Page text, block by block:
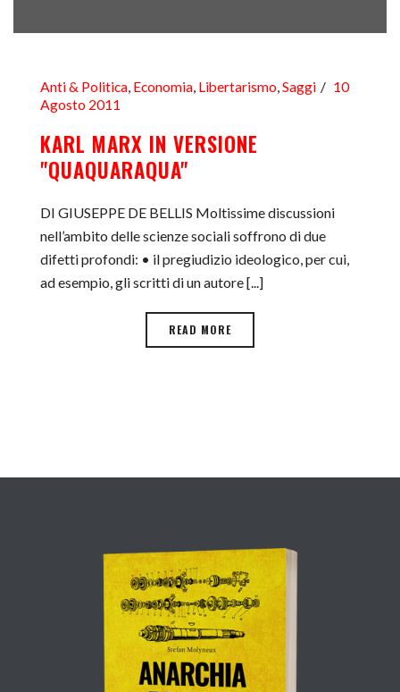
Anti & Politica, Economia, Libertarismo,Saggi
10
Agosto 2011
KARL MARX IN VERSIONE
"QUAQUARAQUA"
DI GIUSEPPE DE BELLIS Moltissime discussioni
nell’ambito delle scienze sociali soffrono di due
difetti profondi: • il pregiudizio ideologico, per cui,
ad esempio, gli scritti di un autore [...]
READ MORE